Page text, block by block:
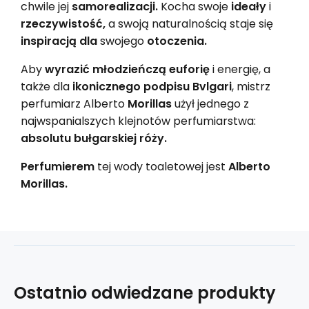
chwile jej samorealizacji. Kocha swoje ideałyi
rzeczywistość,a swoją naturalnością staje się
inspiracją dlaswojego otoczenia.
Abywyrazić młodzieńczą euforięi energię, a
także dla ikonicznego podpisu Bvlgari, mistrz
perfumiarz Alberto Morillasużył jednego z
najwspanialszych klejnotów perfumiarstwa:
absolutu bułgarskiej róży.
Perfumierem tej wody toaletowej jest Alberto
Morillas.
Ostatnio odwiedzane produkty